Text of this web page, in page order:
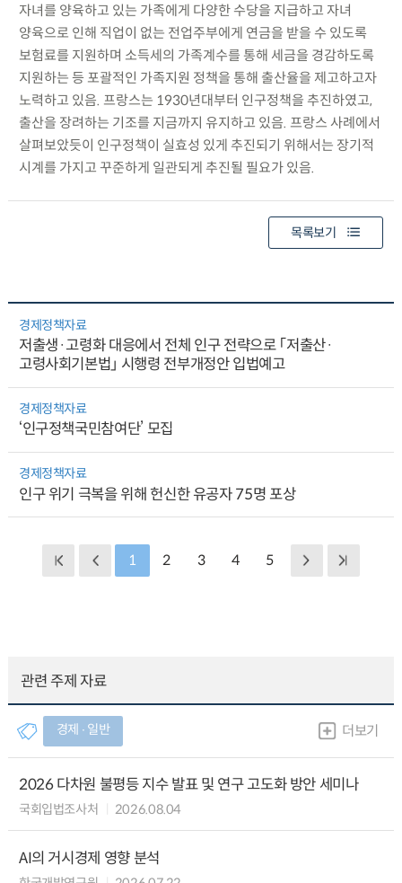
자녀를 양육하고 있는 가족에게 다양한 수당을 지급하고 자녀
양육으로 인해 직업이 없는 전업주부에게 연금을 받을 수 있도록
보험료를 지원하며 소득세의 가족계수를 통해 세금을 경감하도록
지원하는 등 포괄적인 가족지원 정책을 통해 출산율을 제고하고자
노력하고 있음. 프랑스는 1930년대부터 인구정책을 추진하였고,
출산을 장려하는 기조를 지금까지 유지하고 있음. 프랑스 사례에서
살펴보았듯이 인구정책이 실효성 있게 추진되기 위해서는 장기적
시계를 가지고 꾸준하게 일관되게 추진될 필요가 있음.
목록보기
경제정책자료
저출생·고령화 대응에서 전체 인구 전략으로 「저출산·
고령사회기본법」 시행령 전부개정안 입법예고
경제정책자료
‘인구정책국민참여단’ 모집
경제정책자료
인구 위기 극복을 위해 헌신한 유공자 75명 포상
1 2 3 4 5
관련 주제 자료
경제 ∙ 일반 더보기
2026 다차원 불평등 지수 발표 및 연구 고도화 방안 세미나
국회입법조사처 2026.08.04
AI의 거시경제 영향 분석